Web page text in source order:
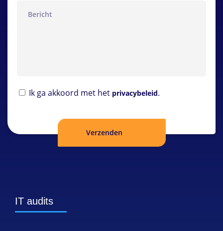
Privacybeleid
Ik ga akkoord met het privacybeleid.
IT audits